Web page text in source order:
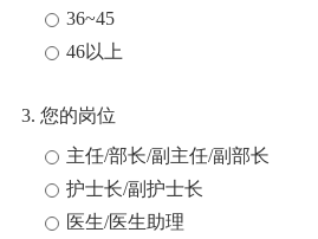
36~45
46以上
3. 您的岗位
主任/部长/副主任/副部长
护士长/副护士长
医生/医生助理